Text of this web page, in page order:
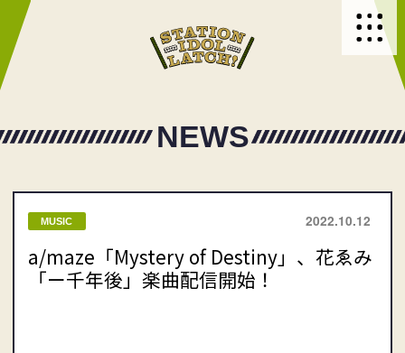
NEWS
MUSIC 2022.10.12
a/maze「Mystery of Destiny」、花ゑみ
「ー千年後」楽曲配信開始！